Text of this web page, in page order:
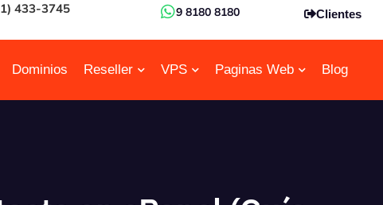
433-3745 9 8180 8180 Clientes
Dominios Reseller VPS Paginas Web Blog